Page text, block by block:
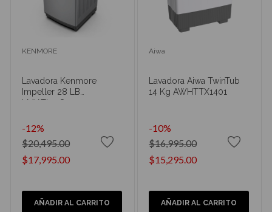
KENMORE
Lavadora Kenmore
Impeller 28 LB
LMIATL13S
$17,995.00
$20,495.00
-12%
AÑADIR AL CARRITO
Aiwa
Lavadora Aiwa TwinTub
14 Kg AWHTTX1401
$15,295.00
$16,995.00
-10%
AÑADIR AL CARRITO